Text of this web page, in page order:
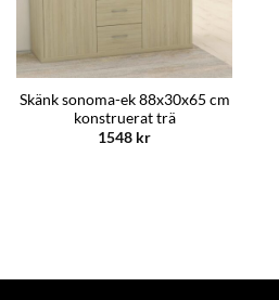
Skänk sonoma-ek 88x30x65 cm
konstruerat trä
1548 kr